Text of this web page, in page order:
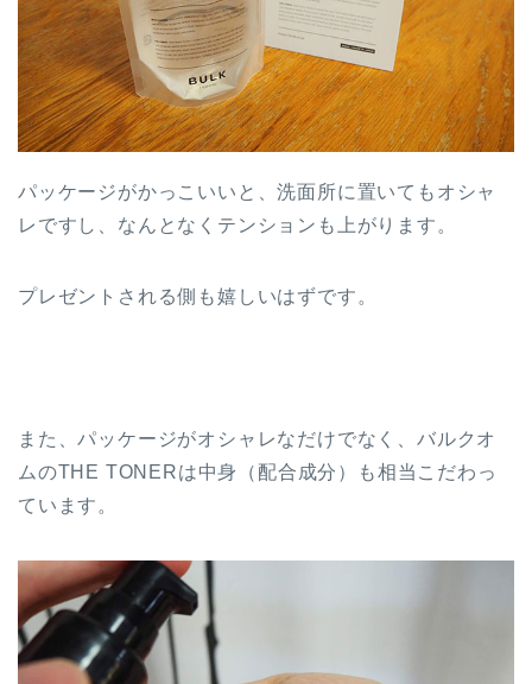
パッケージがかっこいいと、洗面所に置いてもオシャ
レですし、なんとなくテンションも上がります。
プレゼントされる側も嬉しいはずです。
また、パッケージがオシャレなだけでなく、バルクオ
ムのTHE TONERは中身（配合成分）も相当こだわっ
ています。